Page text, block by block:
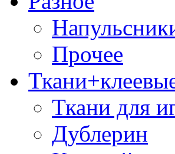
Прочее
Ткани для
Дублерин